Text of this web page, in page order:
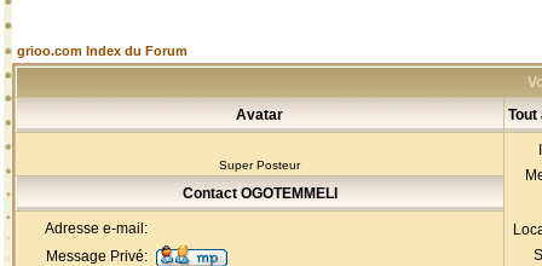
grioo.com Index du Forum
Avatar
Tout
Super Posteur
Contact OGOTEMMELI
Adresse e-mail:
Message Privé: